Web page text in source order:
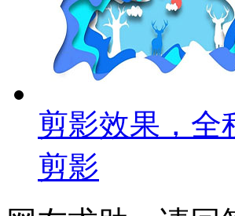
剪影效果，全
剪影